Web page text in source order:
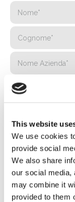
This website
We use cookies
provide social
We also share
our social media,
may combine it
provided to them